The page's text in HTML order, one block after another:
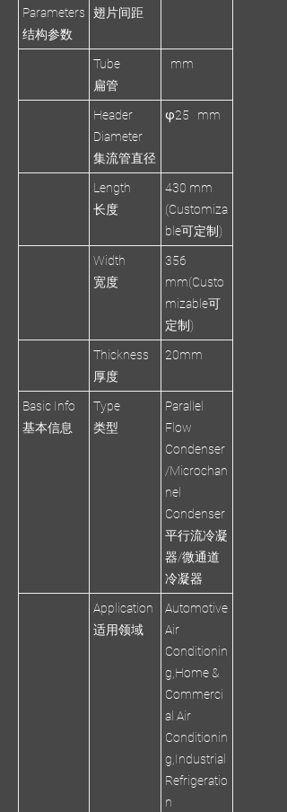
Parameters
结构参数
翅片间距
Tube
扁管
mm
Header
Diameter
集流管直径
φ25 mm
Length
长度
430 mm
(Customiza
ble可定制)
Width
宽度
356
mm(Custo
mizable可
定制)
Thickness
厚度
20mm
Basic Info
基本信息
Type
类型
Parallel
Flow
Condenser
/Microchan
nel
Condenser
平行流冷凝
器/微通道
冷凝器
Application
适用领域
Automotive
Air
Conditionin
g,Home &
Commerci
al Air
Conditionin
g,Industrial
Refrigeratio
n